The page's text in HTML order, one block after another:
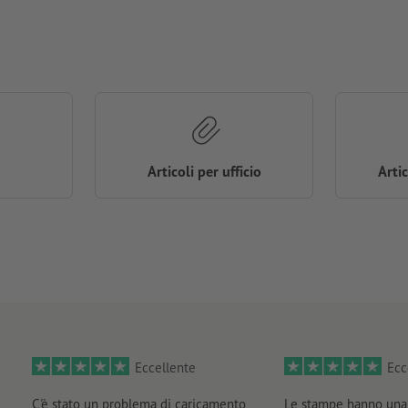
Eccellente
C'è stato un problema di caricamento Le stampe hanno
Articoli per ufficio